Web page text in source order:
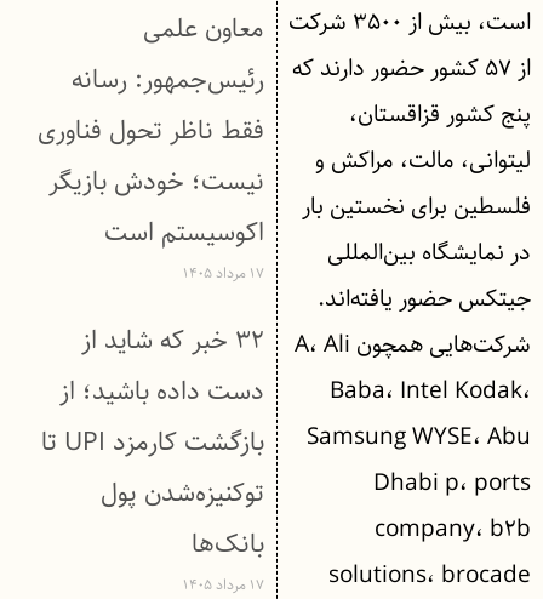
است، بیش از ۳۵۰۰ شرکت
از ۵۷ کشور حضور دارند که
پنج کشور قزاقستان،
لیتوانی، مالت، مراکش و
فلسطین برای نخستین بار
در نمایشگاه بین‌المللی
جیتکس حضور یافته‌اند.
شرکت‌هایی همچون A، Ali
Baba، Intel Kodak،
Samsung WYSE، Abu
Dhabi p، ports
company، b۲b
solutions، brocade
معاون علمی
رئیس‌جمهور: رسانه
فقط ناظر تحول فناوری
نیست؛ خودش بازیگر
اکوسیستم است
۱۷ مرداد ۱۴۰۵
۳۲ خبر که شاید از
دست داده باشید؛ از
بازگشت کارمزد UPI تا
توکنیزه‌شدن پول
بانک‌ها
۱۷ مرداد ۱۴۰۵